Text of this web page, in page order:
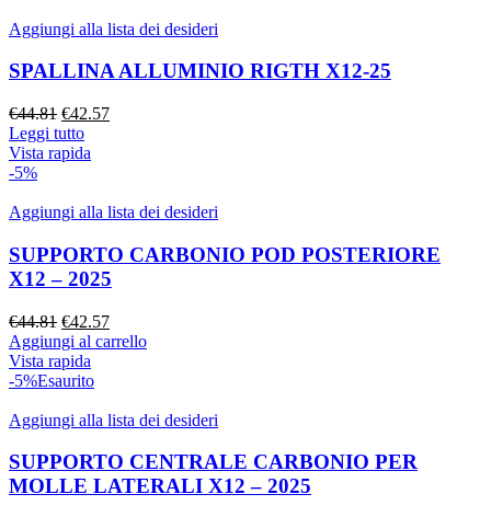
Aggiungi alla lista dei desideri
SPALLINA ALLUMINIO RIGTH X12-25
€44.81 €42.57
Leggi tutto
Vista rapida
-5%
Aggiungi alla lista dei desideri
SUPPORTO CARBONIO POD POSTERIORE
X12 – 2025
€44.81 €42.57
Aggiungi al carrello
Vista rapida
-5%Esaurito
Aggiungi alla lista dei desideri
SUPPORTO CENTRALE CARBONIO PER
MOLLE LATERALI X12 – 2025